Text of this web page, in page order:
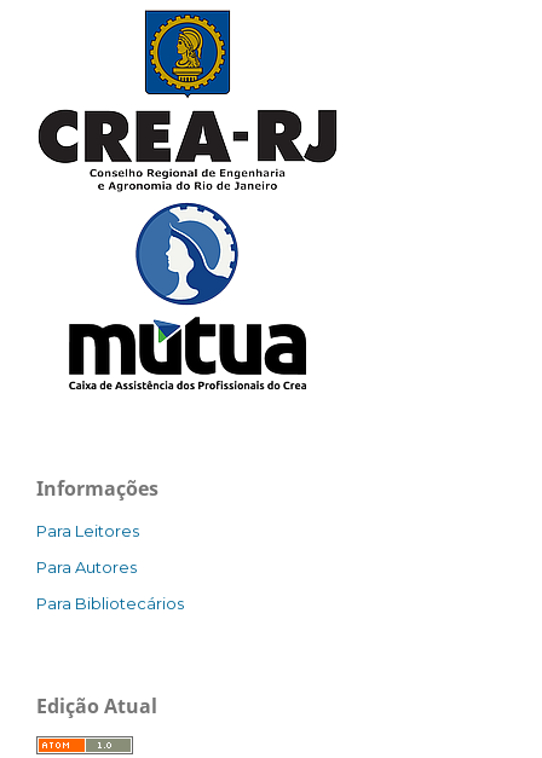
Informações
Para Leitores
Para Autores
Para Bibliotecários
Edição Atual